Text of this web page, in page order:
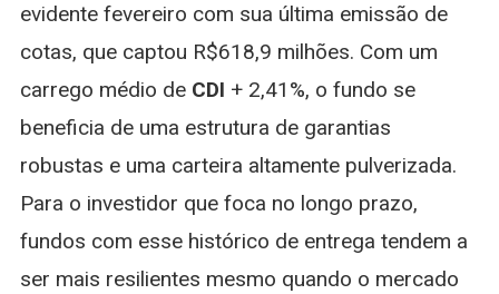
Agroindustriais
evidente fevereiro com sua última emissão de
cotas, que captou R$618,9 milhões. Com um
carrego médio de CDI + 2,41%, o fundo se
beneficia de uma estrutura de garantias
robustas e uma carteira altamente pulverizada.
Para o investidor que foca no longo prazo,
fundos com esse histórico de entrega tendem a
ser mais resilientes mesmo quando o mercado